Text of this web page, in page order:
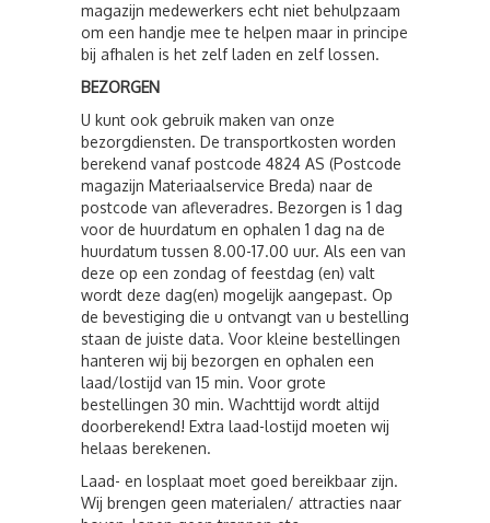
magazijn medewerkers echt niet behulpzaam
om een handje mee te helpen maar in principe
bij afhalen is het zelf laden en zelf lossen.
BEZORGEN
U kunt ook gebruik maken van onze
bezorgdiensten. De transportkosten worden
berekend vanaf postcode 4824 AS (Postcode
magazijn Materiaalservice Breda) naar de
postcode van afleveradres. Bezorgen is 1 dag
voor de huurdatum en ophalen 1 dag na de
huurdatum tussen 8.00-17.00 uur. Als een van
deze op een zondag of feestdag (en) valt
wordt deze dag(en) mogelijk aangepast. Op
de bevestiging die u ontvangt van u bestelling
staan de juiste data. Voor kleine bestellingen
hanteren wij bij bezorgen en ophalen een
laad/lostijd van 15 min. Voor grote
bestellingen 30 min. Wachttijd wordt altijd
doorberekend! Extra laad-lostijd moeten wij
helaas berekenen.
Laad- en losplaat moet goed bereikbaar zijn.
Wij brengen geen materialen/ attracties naar